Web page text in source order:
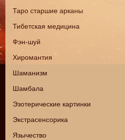
Таро старшие арканы
Тибетская медицина
Фэн-шуй
Хиромантия
Шаманизм
Шамбала
Эзотерические картинки
Экстрасенсорика
Язычество